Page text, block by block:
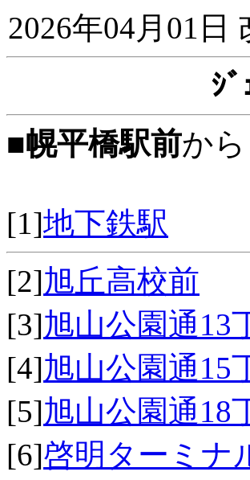
2026年04月01日
ｼ
■幌平橋駅前か
[1]地下鉄駅
[2]旭丘高校前
[3]旭山公園通13
[4]旭山公園通15
[5]旭山公園通18
[6]啓明ターミナ